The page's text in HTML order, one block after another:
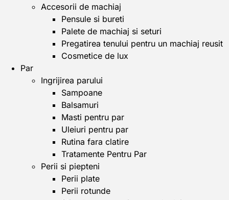
Accesorii de machiaj
Pensule si bureti
Palete de machiaj si seturi
Pregatirea tenului pentru un machiaj reusit
Cosmetice de lux
Par
Ingrijirea parului
Sampoane
Balsamuri
Masti pentru par
Uleiuri pentru par
Rutina fara clatire
Tratamente Pentru Par
Perii si piepteni
Perii plate
Perii rotunde